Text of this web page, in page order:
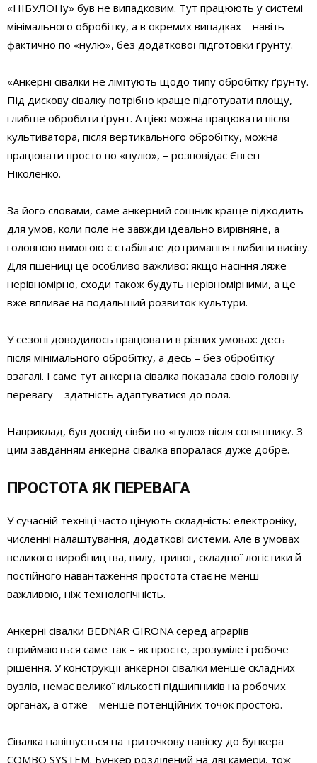
«НІБУЛОНу» був не випадковим. Тут працюють у системі
мінімального обробітку, а в окремих випадках – навіть
фактично по «нулю», без додаткової підготовки ґрунту.
«Анкерні сівалки не лімітують щодо типу обробітку ґрунту.
Під дискову сівалку потрібно краще підготувати площу,
глибше обробити ґрунт. А цією можна працювати після
культиватора, після вертикального обробітку, можна
працювати просто по «нулю», – розповідає Євген
Ніколенко.
За його словами, саме анкерний сошник краще підходить
для умов, коли поле не завжди ідеально вирівняне, а
головною вимогою є стабільне дотримання глибини висіву.
Для пшениці це особливо важливо: якщо насіння ляже
нерівномірно, сходи також будуть нерівномірними, а це
вже впливає на подальший розвиток культури.
У сезоні доводилось працювати в різних умовах: десь
після мінімального обробітку, а десь – без обробітку
взагалі. І саме тут анкерна сівалка показала свою головну
перевагу – здатність адаптуватися до поля.
Наприклад, був досвід сівби по «нулю» після соняшнику. З
цим завданням анкерна сівалка впоралася дуже добре.
ПРОСТОТА ЯК ПЕРЕВАГА
У сучасній техніці часто цінують складність: електроніку,
численні налаштування, додаткові системи. Але в умовах
великого виробництва, пилу, тривог, складної логістики й
постійного навантаження простота стає не менш
важливою, ніж технологічність.
Анкерні сівалки BEDNAR GIRONA серед аграріїв
сприймаються саме так – як просте, зрозуміле і робоче
рішення. У конструкції анкерної сівалки менше складних
вузлів, немає великої кількості підшипників на робочих
органах, а отже – менше потенційних точок простою.
Сівалка навішується на триточкову навіску до бункера
COMBO SYSTEM. Бункер розділений на дві камери, тож